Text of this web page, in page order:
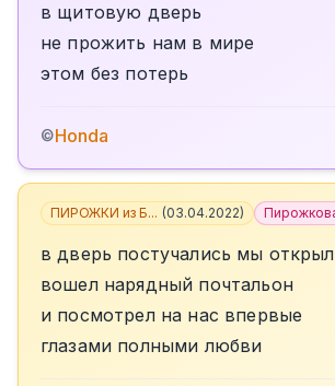
в щитовую дверь
не прожить нам в мире
этом без потерь
©Honda
ПИРОЖКИ из Б... (03.04.2022)
в дверь постучались мы
вошел нарядный почтальон
и посмотрел на нас впервые
глазами полными любви